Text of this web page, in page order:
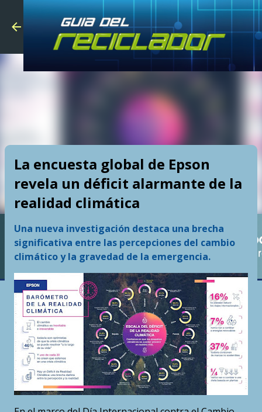
Skip to
La encuesta global de Epson
revela un déficit alarmante de la
realidad climática
Una nueva investigación destaca una brecha
significativa entre las percepciones del cambio
climático y la gravedad de la emergencia.